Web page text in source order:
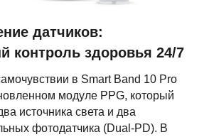
датчиков:
контроль здоровья 24/7
в Smart Band 10 Pro
модуле PPG, который
источника света и два
фотодатчика (Dual-PD). В